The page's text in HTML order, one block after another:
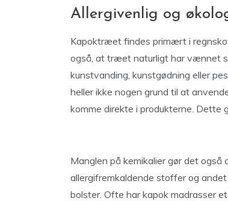
Allergivenlig og
Kapoktræet findes primært i
også, at træet naturligt har vænnet
kunstvanding, kunstgødning eller
heller ikke nogen grund til at
komme direkte i produkterne. Dette
Manglen på kemikalier gør det også
allergifremkaldende stoffer og
bolster. Ofte har kapok madrasser